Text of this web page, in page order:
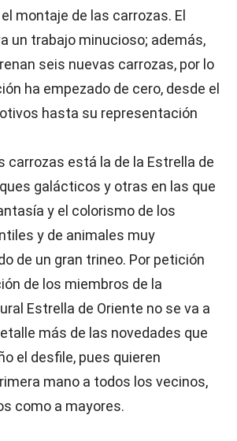
montaje de las carrozas. El
un trabajo minucioso; además,
seis nuevas carrozas, por lo
ha empezado de cero, desde el
hasta su representación
carrozas está la de la Estrella de
galácticos y otras en las que
y el colorismo de los
y de animales muy
de un gran trineo. Por petición
de los miembros de la
Estrella de Oriente no se va a
más de las novedades que
el desfile, pues quieren
mano a todos los vecinos,
como a mayores.